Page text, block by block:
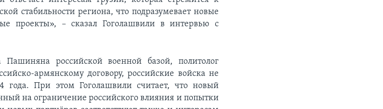
стабильности региона, что подразумевает новые
проекты», – сказал Гоголашвили в интервью с
Пашиняна российской военной базой, политолог
армянскому договору, российские войска не
При этом Гоголашвили считает, что новый
на ограничение российского влияния и попытки